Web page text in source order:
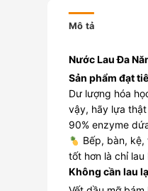
Mô tả
Nước Lau Đa
Sản phẩm đạt
Dư lượng hóa
vậy, hãy lựa thật
90% enzyme
Bếp, bàn,
tốt hơn là chỉ
Không cần lau